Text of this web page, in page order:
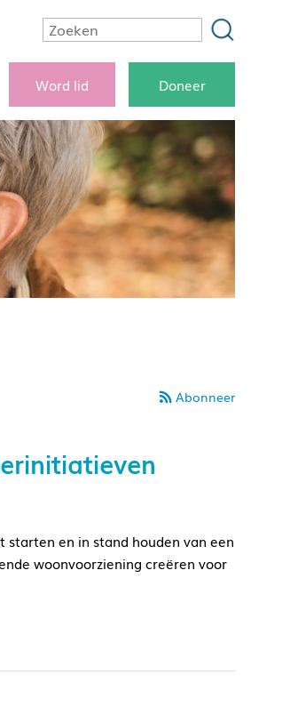
Word lid Doneer
Abonneer
en in stand houden van een
woonvoorziening creëren voor